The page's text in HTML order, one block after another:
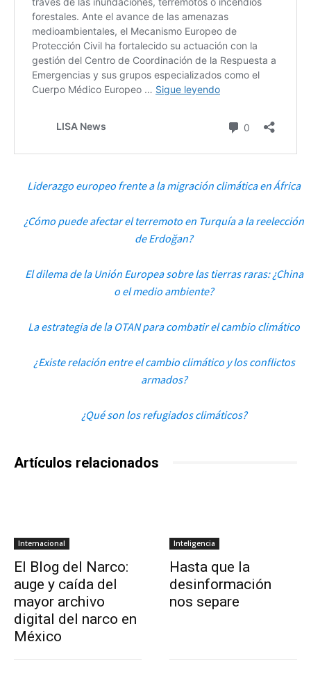
Liderazgo europeo frente a la migración climática en África
¿Cómo puede afectar el terremoto en Turquía a la reelección
de Erdoğan?
El dilema de la Unión Europea sobre las tierras raras: ¿China
o el medio ambiente?
La estrategia de la OTAN para combatir el cambio climático
¿Existe relación entre el cambio climático y los conflictos
armados?
¿Qué son los refugiados climáticos?
Artículos relacionados
Internacional
El Blog del Narco:
auge y caída del
mayor archivo
digital del narco en
México
Inteligencia
Hasta que la
desinformación
nos separe